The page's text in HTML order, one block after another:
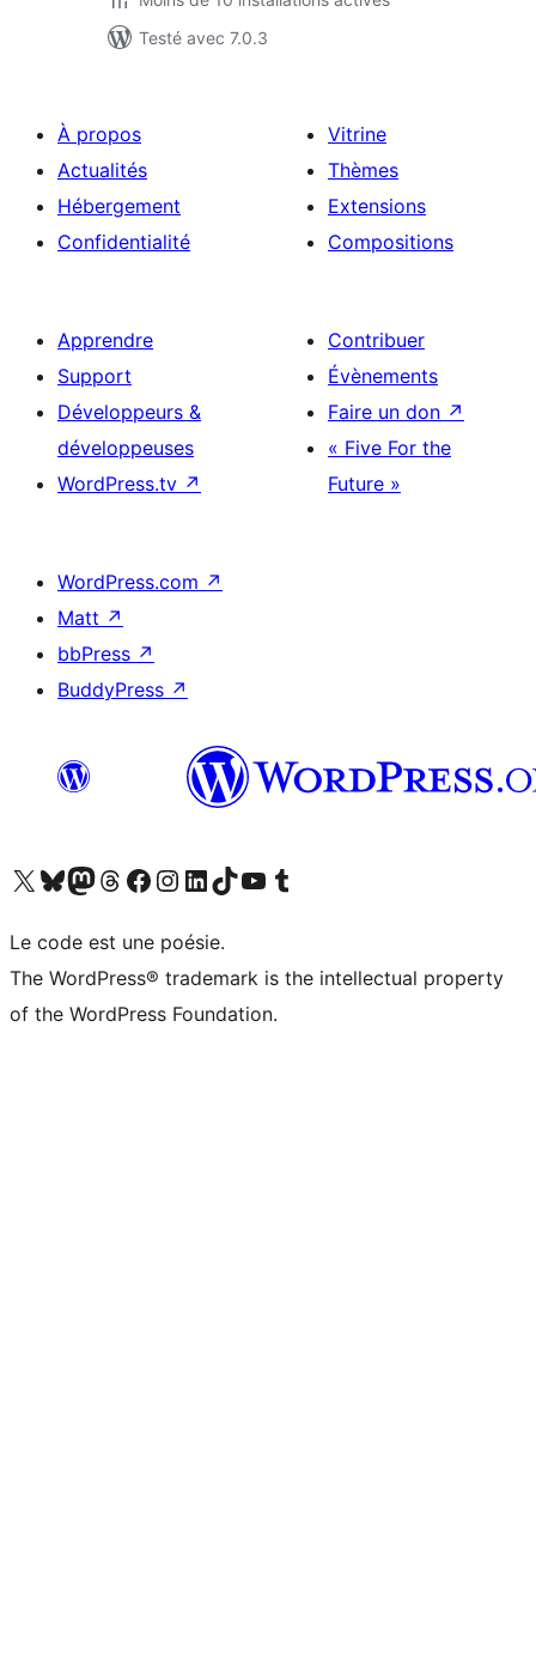
Testé avec 7.0.3
À propos
Actualités
Hébergement
Confidentialité
Vitrine
Thèmes
Extensions
Compositions
Apprendre
Support
Développeurs &
développeuses
WordPress.tv ↗
Contribuer
Évènements
Faire un don ↗
« Five For the
Future »
WordPress.com ↗
Matt ↗
bbPress ↗
BuddyPress ↗
Visitez notre compte X (précédemment Twitter)
Visiter notre compte Bluesky
Visiter notre compte Mastodon
Visiter notre compte Threads
Consulter notre compte Facebook
Consulter notre compte Instagram
Consulter notre compte LinkedIn
Visiter notre compte TokTok
Visiter notre chaîne YouTube
Visiter notre compte Tumblr
Le code est une poésie.
The WordPress® trademark is the intellectual property
of the WordPress Foundation.